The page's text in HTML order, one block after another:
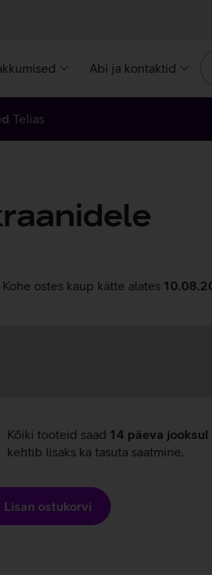
Abi ja kontaktid
Telias
Kohe ostes kaup kätte alates
Kõiki tooteid saad 14 päeva jooksul
kehtib lisaks ka tasuta saatmine.
Lisan ostukorvi